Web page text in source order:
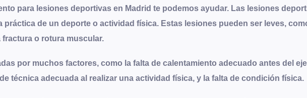
para lesiones deportivas en Madrid te podemos ayudar. Las lesiones
práctica de un deporte o actividad física. Estas lesiones pueden ser leves,
o rotura muscular.
por muchos factores, como la falta de calentamiento adecuado antes del
técnica adecuada al realizar una actividad física, y la falta de condición física.